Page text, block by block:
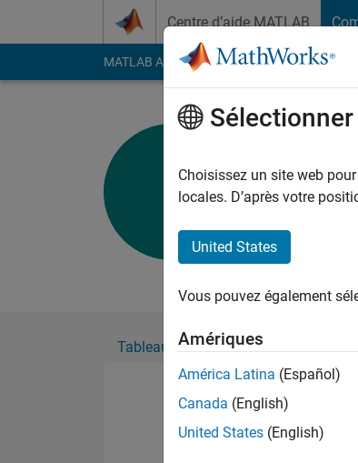
Centre d’aide MATLAB
MATLAB Answers File Exchange Cody
Actif depuis
Followers:0
paying the
Tableau de bord Badges
Choisissez un site web
locales. D’après votre
United States
Vous pouvez également
Amériques
América Latina (Español)
Canada (English)
United States (English)